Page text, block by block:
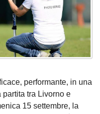
performante, in una
tra Livorno e
15 settembre, la